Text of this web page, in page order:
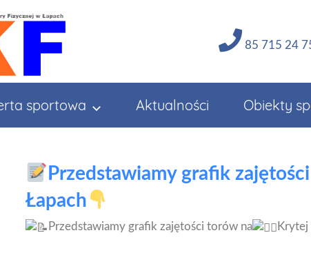
85 715 24
sportowa Aktualności Obiekty
Przedstawiamy grafik
Łapach
Przedstawiamy grafik zajętości torów na Krytej